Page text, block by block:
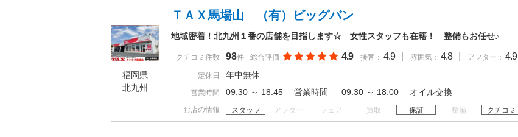
福岡県
北九州
ＴＡＸ馬場山 （有）ビッグバン
地域密着！北九州１番の店舗を目指します☆ 女性スタッフも在籍！ 整備もお任せ♪
クチコミ件数 98件 総合評価 4.9 接客： 4.9 雰囲気： 4.8 アフター： 4.9
定休日 年中無休
営業時間 09:30 ～ 18:45 営業時間 09:30 ～ 18:00 オイル交換
お店の情報 スタッフ アフター フェア 買取 保証 整備 クチコミ